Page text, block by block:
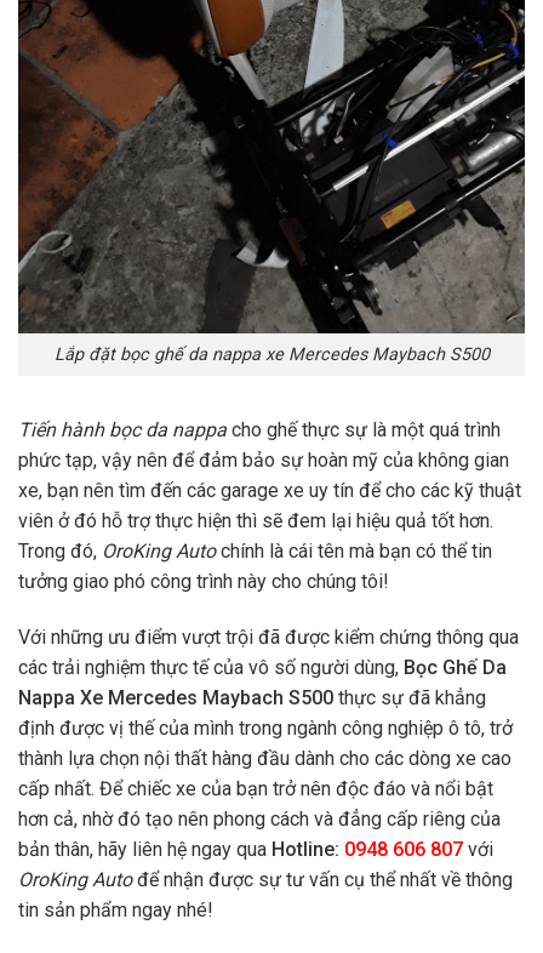
Lắp đặt bọc ghế da nappa xe Mercedes Maybach S500
Tiến hành bọc da nappa cho ghế thực sự là một quá trình
phức tạp, vậy nên để đảm bảo sự hoàn mỹ của không gian
xe, bạn nên tìm đến các garage xe uy tín để cho các kỹ thuật
viên ở đó hỗ trợ thực hiện thì sẽ đem lại hiệu quả tốt hơn.
Trong đó, OroKing Autochính là cái tên mà bạn có thể tin
tưởng giao phó công trình này cho chúng tôi!
Với những ưu điểm vượt trội đã được kiểm chứng thông qua
các trải nghiệm thực tế của vô số người dùng, Bọc Ghế Da
Nappa Xe Mercedes Maybach S500 thực sự đã khẳng
định được vị thế của mình trong ngành công nghiệp ô tô, trở
thành lựa chọn nội thất hàng đầu dành cho các dòng xe cao
cấp nhất. Để chiếc xe của bạn trở nên độc đáo và nổi bật
hơn cả, nhờ đó tạo nên phong cách và đẳng cấp riêng của
bản thân, hãy liên hệ ngay qua Hotline: 0948 606 807 với
OroKing Autođể nhận được sự tư vấn cụ thể nhất về thông
tin sản phẩm ngay nhé!